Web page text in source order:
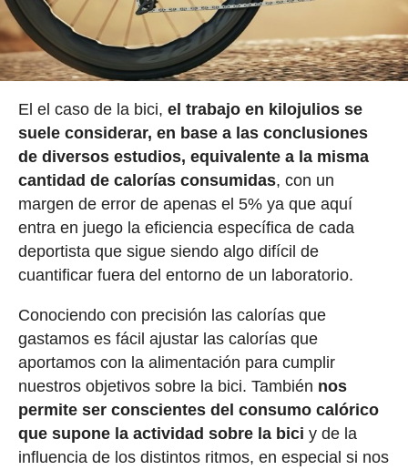
El el caso de la bici, el trabajo en kilojulios se
suele considerar, en base a las conclusiones
de diversos estudios, equivalente a la misma
cantidad de calorías consumidas, con un
margen de error de apenas el 5% ya que aquí
entra en juego la eficiencia específica de cada
deportista que sigue siendo algo difícil de
cuantificar fuera del entorno de un laboratorio.
Conociendo con precisión las calorías que
gastamos es fácil ajustar las calorías que
aportamos con la alimentación para cumplir
nuestros objetivos sobre la bici. También nos
permite ser conscientes del consumo calórico
que supone la actividad sobre la bici y de la
influencia de los distintos ritmos, en especial si nos